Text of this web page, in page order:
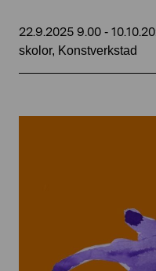
22.9.2025 9.00 -
skolor, Konstverkstad